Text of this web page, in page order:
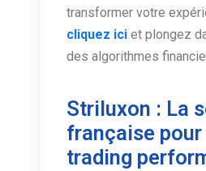
transformer votre
cliquez ici et plongez
des algorithmes
Striluxon : La
française pour
trading